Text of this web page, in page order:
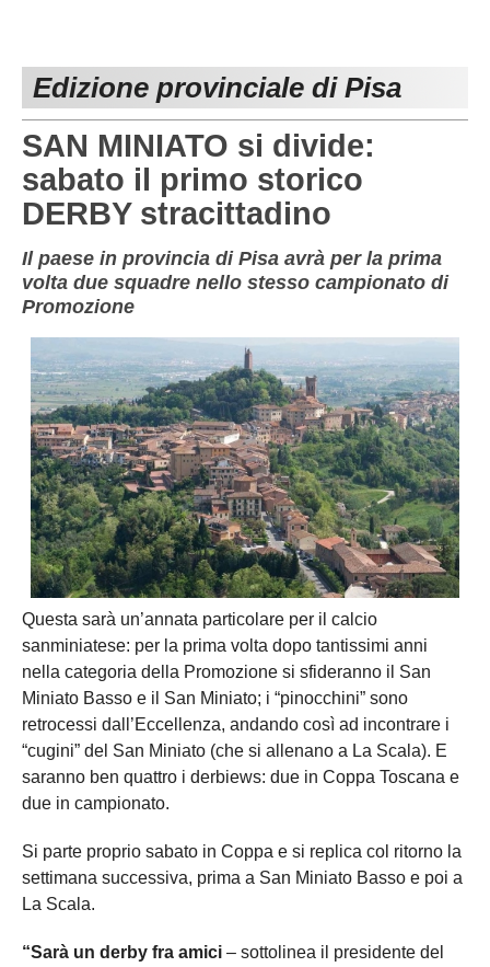
GROSSETO
LIVORNO
LUCCA
MASSA CARRARA
PISA
PISTOIA
PRATO
SIENA
Carica la tua Rosa
Le iniziative di TOSCANA GOL
Beach soccer
Rappresentative regionali e provinciali
FIGC Toscana
Calcio femminile
Calcio a 5
Societa' piu'
Amatori AICS Lucca
NAZIONALI
Edizione provinciale di Pisa
SAN MINIATO si divide:
sabato il primo storico
DERBY stracittadino
Il paese in provincia di Pisa avrà per la prima
volta due squadre nello stesso campionato di
Promozione
Questa sarà un’annata particolare per il calcio
sanminiatese: per la prima volta dopo tantissimi anni
nella categoria della Promozione si sfideranno il San
Miniato Basso e il San Miniato; i “pinocchini” sono
retrocessi dall’Eccellenza, andando così ad incontrare i
“cugini” del San Miniato (che si allenano a La Scala). E
saranno ben quattro i derbiews: due in Coppa Toscana e
due in campionato.
Si parte proprio sabato in Coppa e si replica col ritorno la
settimana successiva, prima a San Miniato Basso e poi a
La Scala.
“Sarà un derby fra amici – sottolinea il presidente del